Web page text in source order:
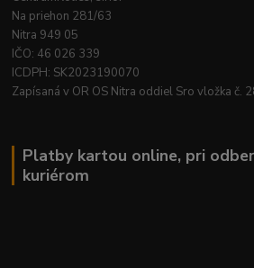
Na priehon 281/63
Nitra 949 05
IČO: 46 026 339
ICDPH: SK2023190070
Zapísaná v OR OS Nitra oddiel Sro vložka č.
Platby kartou online, pri
kuriérom